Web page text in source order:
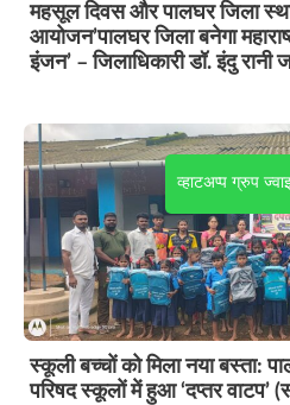
व्हाटअप्प ग्रुप
महसूल दिवस और पालघर जिला
आयोजन’पालघर जिला बनेगा
इंजन’ – जिलाधिकारी डॉ. इंदु रानी
स्कूली बच्चों को मिला नया बस्ता:
परिषद स्कूलों में हुआ ‘दप्तर वाटप’